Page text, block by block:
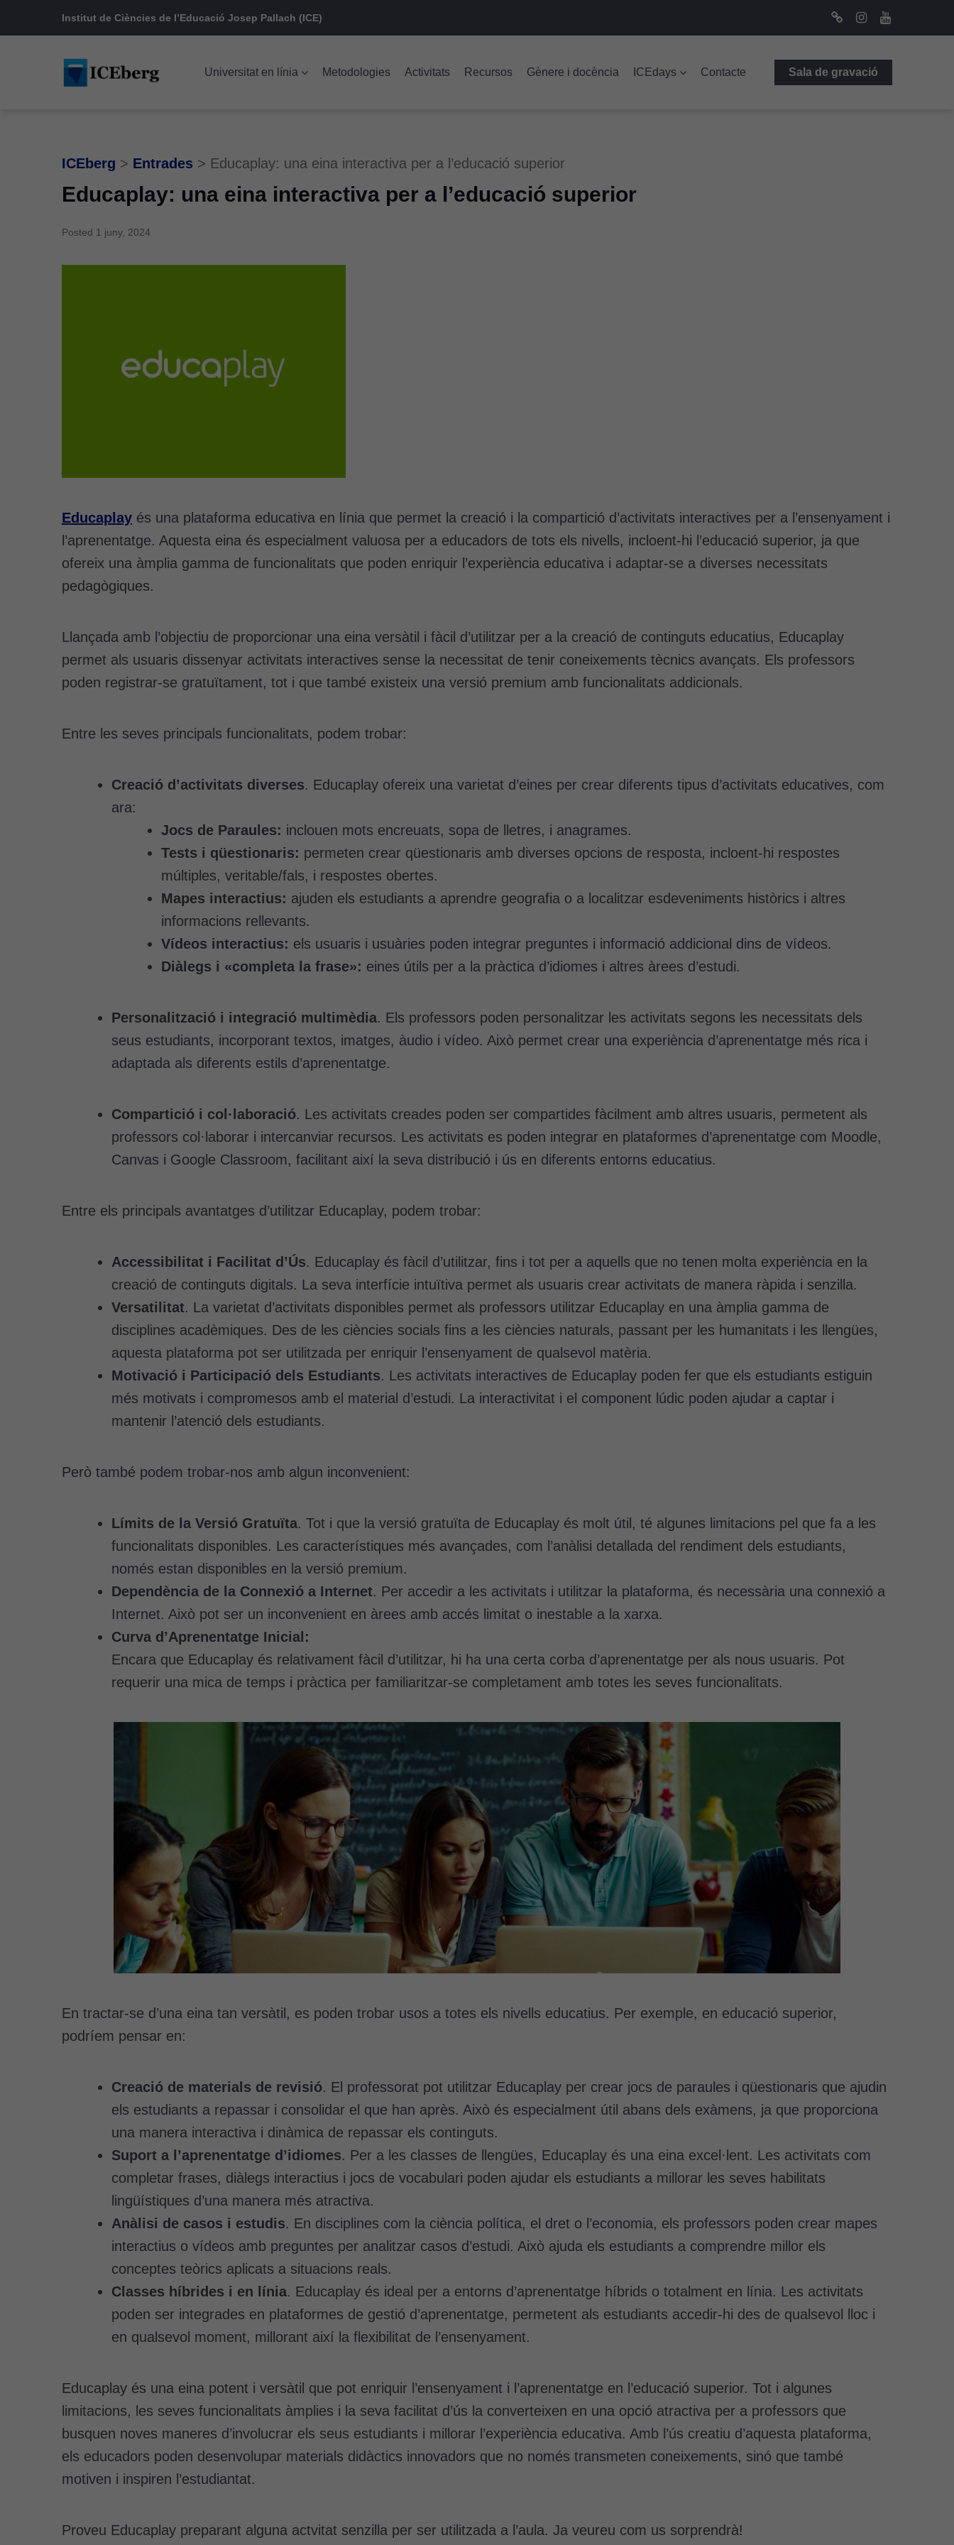
to
navigation
to
to
Institut de Ciències de l’Educació Josep Pallach (ICE)
Universitat en línia Metodologies Activitats Recursos Gènere i docència ICEdays Contacte Sala de gravació
ICEberg > Entrades > Educaplay: una eina interactiva per a l’educació superior
Educaplay: una eina interactiva per a l’educació superior
Posted 1 juny, 2024
Educaplay és una plataforma educativa en línia que permet la creació i la compartició d’activitats interactives per a l’ensenyament i
l’aprenentatge. Aquesta eina és especialment valuosa per a educadors de tots els nivells, incloent-hi l’educació superior, ja que
ofereix una àmplia gamma de funcionalitats que poden enriquir l’experiència educativa i adaptar-se a diverses necessitats
pedagògiques.
Llançada amb l’objectiu de proporcionar una eina versàtil i fàcil d’utilitzar per a la creació de continguts educatius, Educaplay
permet als usuaris dissenyar activitats interactives sense la necessitat de tenir coneixements tècnics avançats. Els professors
poden registrar-se gratuïtament, tot i que també existeix una versió premium amb funcionalitats addicionals.
Entre les seves principals funcionalitats, podem trobar:
Creació d’activitats diverses. Educaplay ofereix una varietat d’eines per crear diferents tipus d’activitats educatives, com
ara:
Jocs de Paraules: inclouen mots encreuats, sopa de lletres, i anagrames.
Tests i qüestionaris: permeten crear qüestionaris amb diverses opcions de resposta, incloent-hi respostes
múltiples, veritable/fals, i respostes obertes.
Mapes interactius: ajuden els estudiants a aprendre geografia o a localitzar esdeveniments històrics i altres
informacions rellevants.
Vídeos interactius: els usuaris i usuàries poden integrar preguntes i informació addicional dins de vídeos.
Diàlegs i «completa la frase»: eines útils per a la pràctica d’idiomes i altres àrees d’estudi.
Personalització i integració multimèdia. Els professors poden personalitzar les activitats segons les necessitats dels
seus estudiants, incorporant textos, imatges, àudio i vídeo. Això permet crear una experiència d’aprenentatge més rica i
adaptada als diferents estils d’aprenentatge.
Compartició i col·laboració. Les activitats creades poden ser compartides fàcilment amb altres usuaris, permetent als
professors col·laborar i intercanviar recursos. Les activitats es poden integrar en plataformes d’aprenentatge com Moodle,
Canvas i Google Classroom, facilitant així la seva distribució i ús en diferents entorns educatius.
Entre els principals avantatges d’utilitzar Educaplay, podem trobar:
Accessibilitat i Facilitat d’Ús. Educaplay és fàcil d’utilitzar, fins i tot per a aquells que no tenen molta experiència en la
creació de continguts digitals. La seva interfície intuïtiva permet als usuaris crear activitats de manera ràpida i senzilla.
Versatilitat. La varietat d’activitats disponibles permet als professors utilitzar Educaplay en una àmplia gamma de
disciplines acadèmiques. Des de les ciències socials fins a les ciències naturals, passant per les humanitats i les llengües,
aquesta plataforma pot ser utilitzada per enriquir l’ensenyament de qualsevol matèria.
Motivació i Participació dels Estudiants. Les activitats interactives de Educaplay poden fer que els estudiants estiguin
més motivats i compromesos amb el material d’estudi. La interactivitat i el component lúdic poden ajudar a captar i
mantenir l’atenció dels estudiants.
Però també podem trobar-nos amb algun inconvenient:
Límits de la Versió Gratuïta. Tot i que la versió gratuïta de Educaplay és molt útil, té algunes limitacions pel que fa a les
funcionalitats disponibles. Les característiques més avançades, com l’anàlisi detallada del rendiment dels estudiants,
només estan disponibles en la versió premium.
Dependència de la Connexió a Internet. Per accedir a les activitats i utilitzar la plataforma, és necessària una connexió a
Internet. Això pot ser un inconvenient en àrees amb accés limitat o inestable a la xarxa.
Curva d’Aprenentatge Inicial:
Encara que Educaplay és relativament fàcil d’utilitzar, hi ha una certa corba d’aprenentatge per als nous usuaris. Pot
requerir una mica de temps i pràctica per familiaritzar-se completament amb totes les seves funcionalitats.
En tractar-se d’una eina tan versàtil, es poden trobar usos a totes els nivells educatius. Per exemple, en educació superior,
podríem pensar en:
Creació de materials de revisió. El professorat pot utilitzar Educaplay per crear jocs de paraules i qüestionaris que ajudin
els estudiants a repassar i consolidar el que han après. Això és especialment útil abans dels exàmens, ja que proporciona
una manera interactiva i dinàmica de repassar els continguts.
Suport a l’aprenentatge d’idiomes. Per a les classes de llengües, Educaplay és una eina excel·lent. Les activitats com
completar frases, diàlegs interactius i jocs de vocabulari poden ajudar els estudiants a millorar les seves habilitats
lingüístiques d’una manera més atractiva.
Anàlisi de casos i estudis. En disciplines com la ciència política, el dret o l’economia, els professors poden crear mapes
interactius o vídeos amb preguntes per analitzar casos d’estudi. Això ajuda els estudiants a comprendre millor els
conceptes teòrics aplicats a situacions reals.
Classes híbrides i en línia. Educaplay és ideal per a entorns d’aprenentatge híbrids o totalment en línia. Les activitats
poden ser integrades en plataformes de gestió d’aprenentatge, permetent als estudiants accedir-hi des de qualsevol lloc i
en qualsevol moment, millorant així la flexibilitat de l’ensenyament.
Educaplay és una eina potent i versàtil que pot enriquir l’ensenyament i l’aprenentatge en l’educació superior. Tot i algunes
limitacions, les seves funcionalitats àmplies i la seva facilitat d’ús la converteixen en una opció atractiva per a professors que
busquen noves maneres d’involucrar els seus estudiants i millorar l’experiència educativa. Amb l’ús creatiu d’aquesta plataforma,
els educadors poden desenvolupar materials didàctics innovadors que no només transmeten coneixements, sinó que també
motiven i inspiren l’estudiantat.
Proveu Educaplay preparant alguna actvitat senzilla per ser utilitzada a l’aula. Ja veureu com us sorprendrà!
tècniques
opcionals.
necessàries
lloc web
funcioni.
Cookies
d'anàlisi
Utilitzem
Google
Analytics
per tal que
puguem
i l'estructura
del lloc
web, en
funció de
lloc web
Cookies